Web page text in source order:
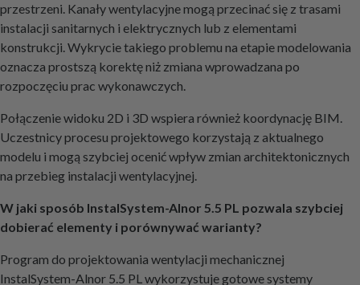
przestrzeni. Kanały wentylacyjne mogą przecinać się z trasami
instalacji sanitarnych i elektrycznych lub z elementami
konstrukcji. Wykrycie takiego problemu na etapie modelowania
oznacza prostszą korektę niż zmiana wprowadzana po
rozpoczęciu prac wykonawczych.
Połączenie widoku 2D i 3D wspiera również koordynację BIM.
Uczestnicy procesu projektowego korzystają z aktualnego
modelu i mogą szybciej ocenić wpływ zmian architektonicznych
na przebieg instalacji wentylacyjnej.
W jaki sposób InstalSystem-Alnor 5.5 PL pozwala szybciej
dobierać elementy i porównywać warianty?
Program do projektowania wentylacji mechanicznej
InstalSystem-Alnor 5.5 PL wykorzystuje gotowe systemy